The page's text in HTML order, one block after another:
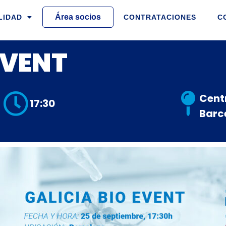
Área socios CONTRATACIONES
17:30